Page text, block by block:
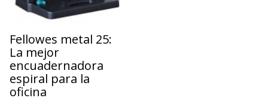
Fellowes metal 25:
La mejor
encuadernadora
espiral para la
oficina